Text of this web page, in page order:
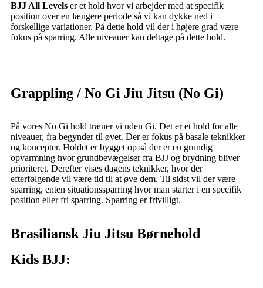
BJJ All Levels er et hold hvor vi arbejder med at specifik
position over en længere periode så vi kan dykke ned i
forskellige variationer. På dette hold vil der i højere grad være
fokus på sparring. Alle niveauer kan deltage på dette hold.
Grappling / No Gi Jiu Jitsu (No Gi)
På vores No Gi hold træner vi uden Gi. Det er et hold for alle
niveauer, fra begynder til øvet. Der er fokus på basale teknikker
og koncepter. Holdet er bygget op så der er en grundig
opvarmning hvor grundbevægelser fra BJJ og brydning bliver
prioriteret. Derefter vises dagens teknikker, hvor der
efterfølgende vil være tid til at øve dem. Til sidst vil der være
sparring, enten situationssparring hvor man starter i en specifik
position eller fri sparring. Sparring er frivilligt.
Brasiliansk Jiu Jitsu Børnehold
Kids BJJ: